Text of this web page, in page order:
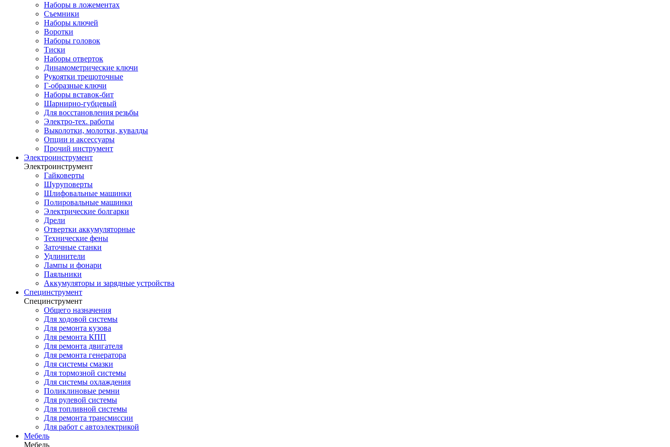
Наборы в ложементах
Съемники
Наборы ключей
Воротки
Наборы головок
Тиски
Наборы отверток
Динамометрические ключи
Рукоятки трещоточные
Г-образные ключи
Наборы вставок-бит
Шарнирно-губцевый
Для восстановления резьбы
Электро-тех. работы
Выколотки, молотки, кувалды
Опции и аксессуары
Прочий инструмент
Электроинструмент
Электроинструмент
Гайковерты
Шуруповерты
Шлифовальные машинки
Полировальные машинки
Электрические болгарки
Дрели
Отвертки аккумуляторные
Технические фены
Заточные станки
Удлинители
Лампы и фонари
Паяльники
Аккумуляторы и зарядные устройства
Специнструмент
Специнструмент
Общего назначения
Для ходовой системы
Для ремонта кузова
Для ремонта КПП
Для ремонта двигателя
Для ремонта генератора
Для системы смазки
Для тормозной системы
Для системы охлаждения
Поликлиновые ремни
Для рулевой системы
Для топливной системы
Для ремонта трансмиссии
Для работ с автоэлектрикой
Мебель
Мебель